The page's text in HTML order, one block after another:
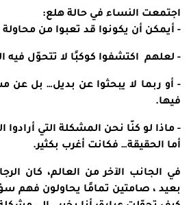
اجتمعت النساء في حالة هلع:
- أيمكن أن يكونوا قد تعبوا من
- لعلهم اكتشفوا كوكبًا لا تتحوّل فيه
- أو ربما لا يبحثوا عن بديل… بل
فيها.
- ماذا لو كنّا نحن المشكلة التي أرادوا
أما الحقيقة… فكانت أغرب بكثير.
في الجانب الآخر من العالم، كان
بعيد ، صامتين تمامًا يحاولون فهم